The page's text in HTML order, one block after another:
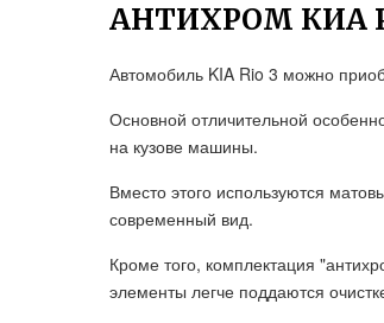
АНТИХРОМ КИА
Автомобиль KIA Rio 3 можно
Основной отличительной
на кузове машины.
Вместо этого используются
современный вид.
Кроме того, комплектация
элементы легче поддаются